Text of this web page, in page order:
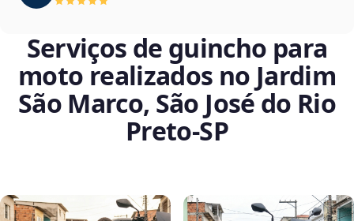
Serviços de guincho para
moto realizados no Jardim
São Marco, São José do Rio
Preto‑SP